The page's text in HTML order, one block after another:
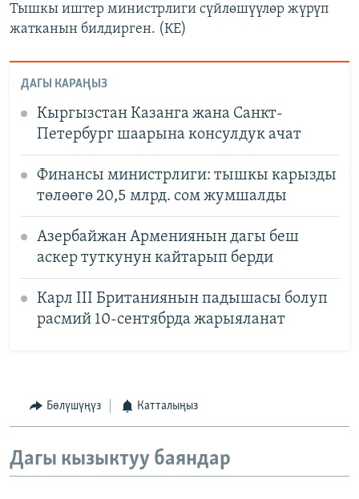
Тышкы иштер министрлиги сүйлөшүүлөр жүрүп
жатканын билдирген. (КЕ)
ДАГЫ КАРАҢЫЗ
Кыргызстан Казанга жана Санкт-
Петербург шаарына консулдук ачат
Финансы министрлиги: тышкы карызды
төлөөгө 20,5 млрд. сом жумшалды
Азербайжан Армениянын дагы беш
аскер туткунун кайтарып берди
Карл III Британиянын падышасы болуп
расмий 10-сентябрда жарыяланат
Бөлүшүңүз Катталыңыз
Дагы кызыктуу баяндар